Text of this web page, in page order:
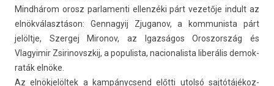
Mindhárom orosz par­lamen­ti el­lenzéki párt vezetője in­dult az
elnökválasztáson: Gen­nagyij Zjuganov, a kom­munis­ta párt
jelöltje, Szer­gej Mironov, az Igazságos Oros­zország és
Vlagyimir Zsirinovszkij, a populis­ta, nacionalis­ta liberális de­mok­
raták elnöke.
Az elnökjelöltek a kam­pányc­send előtti utolsó saj­tótájékoz­